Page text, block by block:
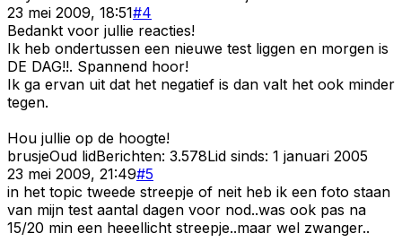
23 mei 2009, 18:51#4
Bedankt voor jullie reacties!
Ik heb ondertussen een nieuwe test liggen en morgen is
DE DAG!!. Spannend hoor!
Ik ga ervan uit dat het negatief is dan valt het ook minder
tegen.
Hou jullie op de hoogte!
brusjeOud lidBerichten: 3.578Lid sinds: 1 januari 2005
23 mei 2009, 21:49#5
in het topic tweede streepje of neit heb ik een foto staan
van mijn test aantal dagen voor nod..was ook pas na
15/20 min een heeellicht streepje..maar wel zwanger..